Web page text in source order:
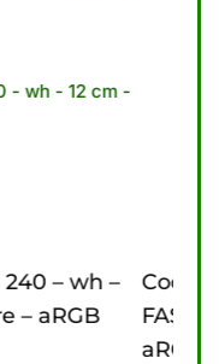
FT 360 – bk
– 3 ventilatoare –